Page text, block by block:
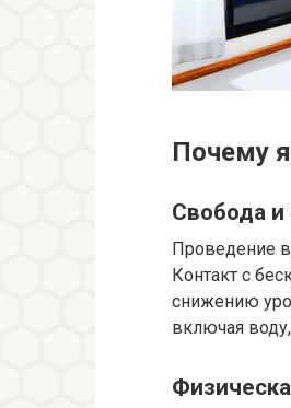
Почему
Свобода и
Проведение
Контакт с
снижению
включая